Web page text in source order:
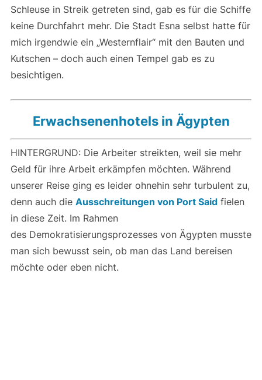
Schleuse in Streik getreten sind, gab es für die Schiffe
keine Durchfahrt mehr. Die Stadt Esna selbst hatte für
mich irgendwie ein „Westernflair“ mit den Bauten und
Kutschen – doch auch einen Tempel gab es zu
besichtigen.
Erwachsenenhotels in Ägypten
HINTERGRUND: Die Arbeiter streikten, weil sie mehr
Geld für ihre Arbeit erkämpfen möchten. Während
unserer Reise ging es leider ohnehin sehr turbulent zu,
denn auch die Ausschreitungen von Port Saidfielen
in diese Zeit. Im Rahmen
des Demokratisierungsprozesses von Ägypten musste
man sich bewusst sein, ob man das Land bereisen
möchte oder eben nicht.